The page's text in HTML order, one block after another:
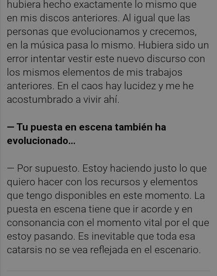
hubiera hecho exactamente lo mismo que
en mis discos anteriores. Al igual que las
personas que evolucionamos y crecemos,
en la música pasa lo mismo. Hubiera sido un
error intentar vestir este nuevo discurso con
los mismos elementos de mis trabajos
anteriores. En el caos hay lucidez y me he
acostumbrado a vivir ahí.
— Tu puesta en escena también ha
evolucionado…
— Por supuesto. Estoy haciendo justo lo que
quiero hacer con los recursos y elementos
que tengo disponibles en este momento. La
puesta en escena tiene que ir acorde y en
consonancia con el momento vital por el que
estoy pasando. Es inevitable que toda esa
catarsis no se vea reflejada en el escenario.